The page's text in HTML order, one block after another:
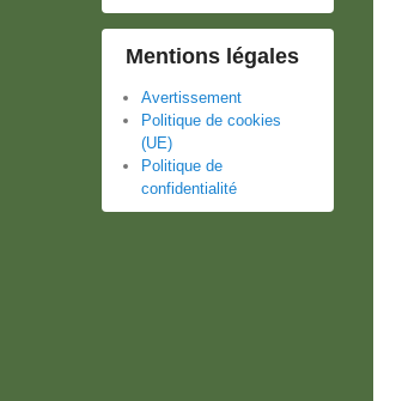
Mentions légales
Avertissement
Politique de cookies
(UE)
Politique de
confidentialité